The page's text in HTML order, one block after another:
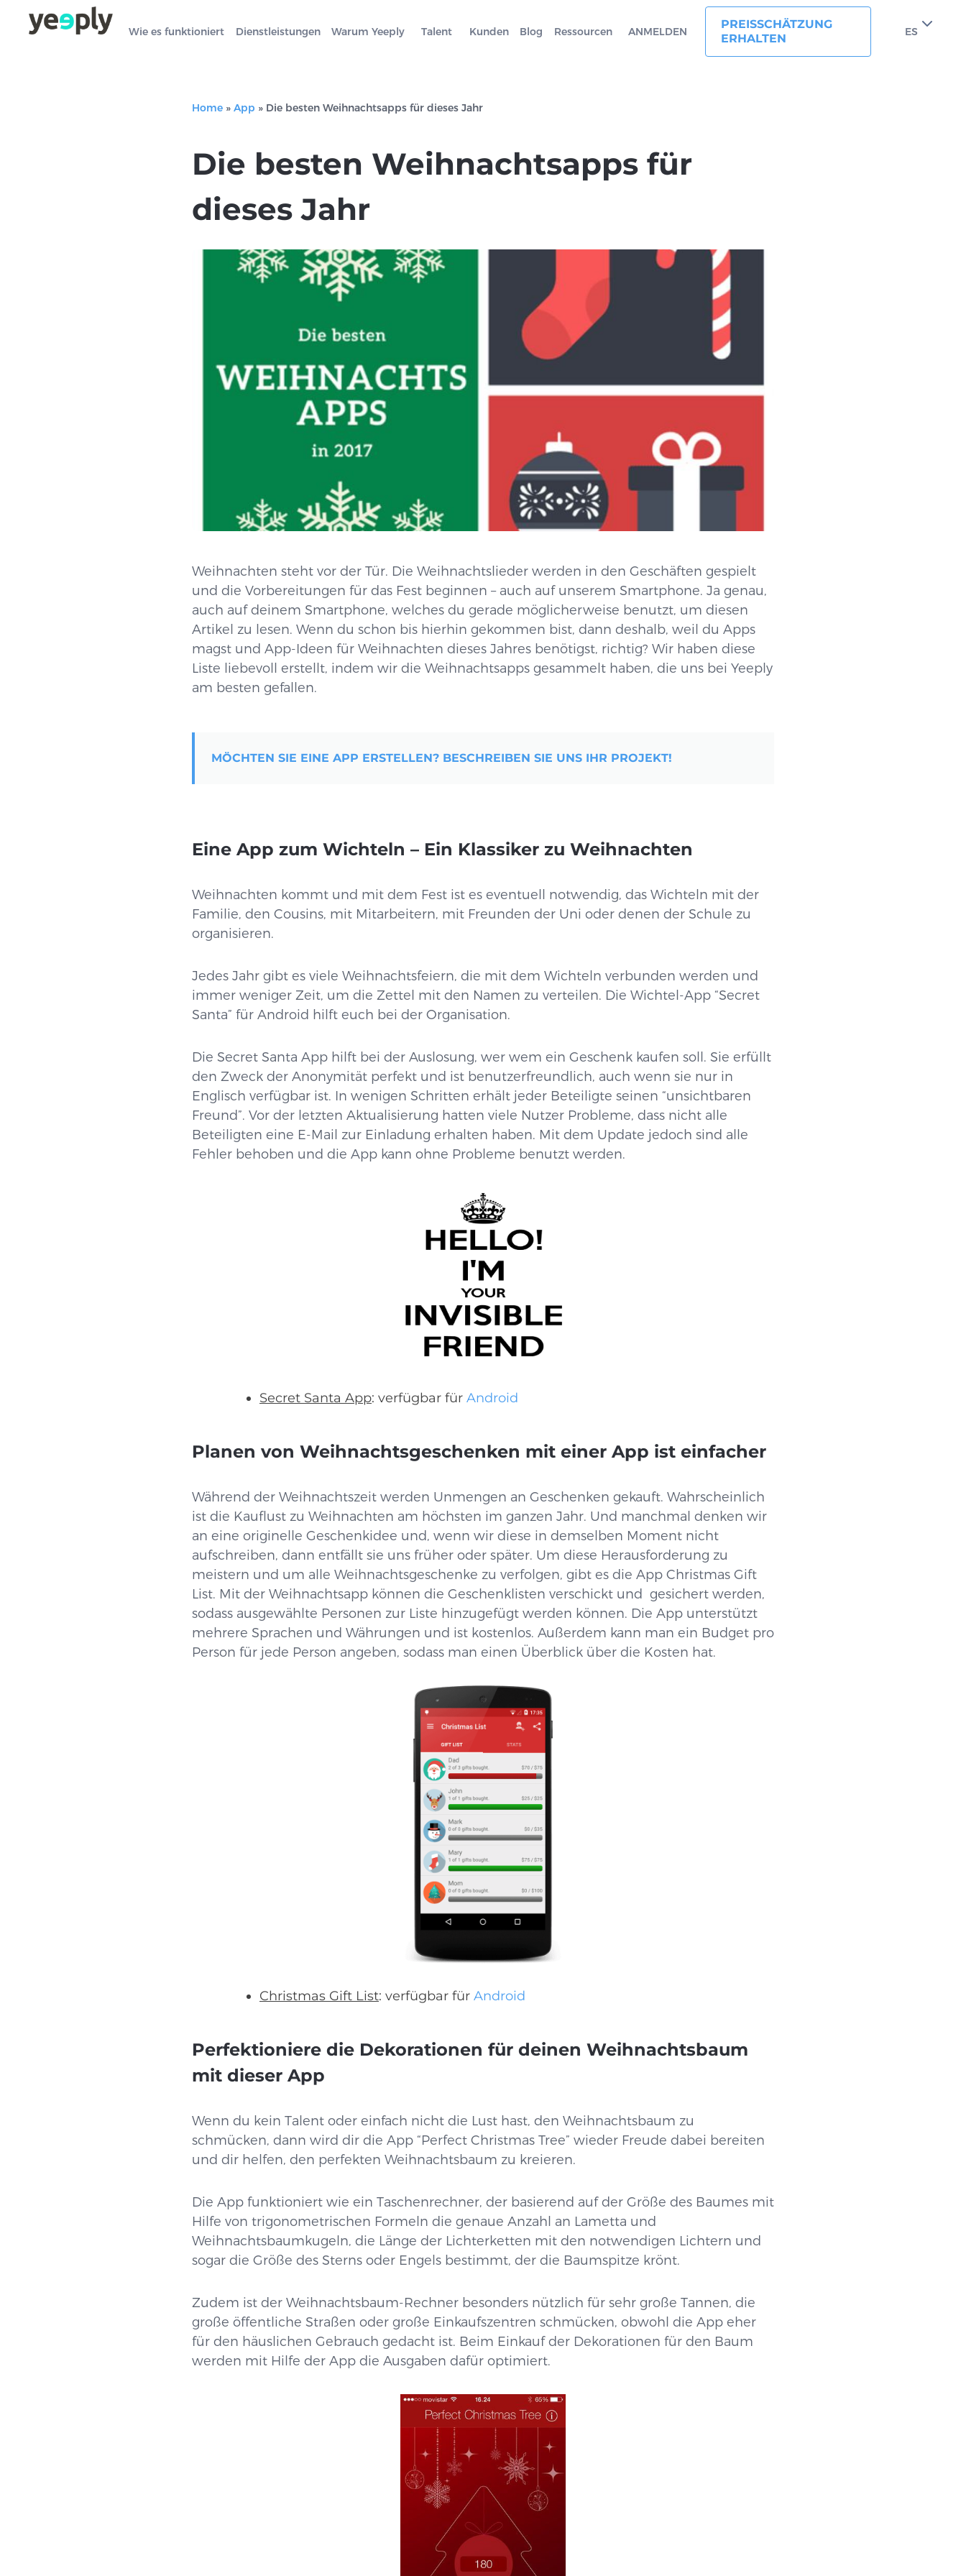
Wie es funktioniert Dienstleistungen Warum Yeeply Talent Kunden Blog Ressourcen ANMELDEN
PREISSCHÄTZUNG
ERHALTEN
ES
Home » App » Die besten Weihnachtsapps für dieses Jahr
Die besten Weihnachtsapps für
dieses Jahr
Weihnachten steht vor der Tür. Die Weihnachtslieder werden in den Geschäften gespielt
und die Vorbereitungen für das Fest beginnen – auch auf unserem Smartphone. Ja genau,
auch auf deinem Smartphone, welches du gerade möglicherweise benutzt, um diesen
Artikel zu lesen. Wenn du schon bis hierhin gekommen bist, dann deshalb, weil du Apps
magst und App-Ideen für Weihnachten dieses Jahres benötigst, richtig? Wir haben diese
Liste liebevoll erstellt, indem wir die Weihnachtsapps gesammelt haben, die uns bei Yeeply
am besten gefallen.
MÖCHTEN SIE EINE APP ERSTELLEN? BESCHREIBEN SIE UNS IHR PROJEKT!
Eine App zum Wichteln – Ein Klassiker zu Weihnachten
Weihnachten kommt und mit dem Fest ist es eventuell notwendig, das Wichteln mit der
Familie, den Cousins, mit Mitarbeitern, mit Freunden der Uni oder denen der Schule zu
organisieren.
Jedes Jahr gibt es viele Weihnachtsfeiern, die mit dem Wichteln verbunden werden und
immer weniger Zeit, um die Zettel mit den Namen zu verteilen. Die Wichtel-App “Secret
Santa” für Android hilft euch bei der Organisation.
Die Secret Santa App hilft bei der Auslosung, wer wem ein Geschenk kaufen soll. Sie erfüllt
den Zweck der Anonymität perfekt und ist benutzerfreundlich, auch wenn sie nur in
Englisch verfügbar ist. In wenigen Schritten erhält jeder Beteiligte seinen “unsichtbaren
Freund”. Vor der letzten Aktualisierung hatten viele Nutzer Probleme, dass nicht alle
Beteiligten eine E-Mail zur Einladung erhalten haben. Mit dem Update jedoch sind alle
Fehler behoben und die App kann ohne Probleme benutzt werden.
Secret Santa App: verfügbar für Android
Planen von Weihnachtsgeschenken mit einer App ist einfacher
Während der Weihnachtszeit werden Unmengen an Geschenken gekauft. Wahrscheinlich
ist die Kauflust zu Weihnachten am höchsten im ganzen Jahr. Und manchmal denken wir
an eine originelle Geschenkidee und, wenn wir diese in demselben Moment nicht
aufschreiben, dann entfällt sie uns früher oder später. Um diese Herausforderung zu
meistern und um alle Weihnachtsgeschenke zu verfolgen, gibt es die App Christmas Gift
List. Mit der Weihnachtsapp können die Geschenklisten verschickt und gesichert werden,
sodass ausgewählte Personen zur Liste hinzugefügt werden können. Die App unterstützt
mehrere Sprachen und Währungen und ist kostenlos. Außerdem kann man ein Budget pro
Person für jede Person angeben, sodass man einen Überblick über die Kosten hat.
Christmas Gift List: verfügbar für Android
Perfektioniere die Dekorationen für deinen Weihnachtsbaum
mit dieser App
Wenn du kein Talent oder einfach nicht die Lust hast, den Weihnachtsbaum zu
schmücken, dann wird dir die App “Perfect Christmas Tree” wieder Freude dabei bereiten
und dir helfen, den perfekten Weihnachtsbaum zu kreieren.
Die App funktioniert wie ein Taschenrechner, der basierend auf der Größe des Baumes mit
Hilfe von trigonometrischen Formeln die genaue Anzahl an Lametta und
Weihnachtsbaumkugeln, die Länge der Lichterketten mit den notwendigen Lichtern und
sogar die Größe des Sterns oder Engels bestimmt, der die Baumspitze krönt.
Zudem ist der Weihnachtsbaum-Rechner besonders nützlich für sehr große Tannen, die
große öffentliche Straßen oder große Einkaufszentren schmücken, obwohl die App eher
für den häuslichen Gebrauch gedacht ist. Beim Einkauf der Dekorationen für den Baum
werden mit Hilfe der App die Ausgaben dafür optimiert.